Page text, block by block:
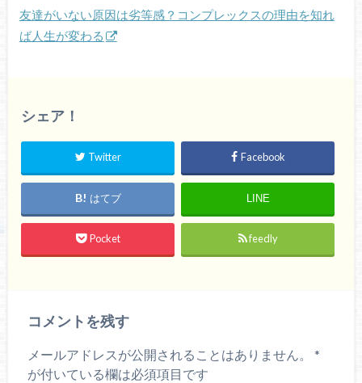
友達がいない原因は劣等感？コンプレックスの理由を知れ
ば人生が変わる
シェア！
Twitter Facebook
はてブ LINE
Pocket feedly
コメントを残す
メールアドレスが公開されることはありません。
*
が付いている欄は必須項目です